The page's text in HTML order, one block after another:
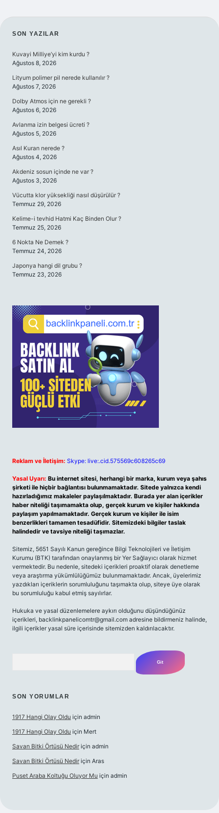
SIDEBAR
SON YAZILAR
Kuvayi Milliye’yi kim kurdu ?
Ağustos 8, 2026
Lityum polimer pil nerede kullanılır ?
Ağustos 7, 2026
Dolby Atmos için ne gerekli ?
Ağustos 6, 2026
Avlanma izin belgesi ücreti ?
Ağustos 5, 2026
Asıl Kuran nerede ?
Ağustos 4, 2026
Akdeniz sosun içinde ne var ?
Ağustos 3, 2026
Vücutta klor yüksekliği nasıl düşürülür ?
Temmuz 29, 2026
Kelime-i tevhid Hatmi Kaç Binden Olur ?
Temmuz 25, 2026
6 Nokta Ne Demek ?
Temmuz 24, 2026
Japonya hangi dil grubu ?
Temmuz 23, 2026
Reklam ve İletişim: Skype: live:.cid.575569c608265c69
Yasal Uyarı: Bu internet sitesi, herhangi bir marka, kurum veya şahıs
şirketi ile hiçbir bağlantısı bulunmamaktadır. Sitede yalnızca kendi
hazırladığımız makaleler paylaşılmaktadır. Burada yer alan içerikler
haber niteliği taşımamakta olup, gerçek kurum ve kişiler hakkında
paylaşım yapılmamaktadır. Gerçek kurum ve kişiler ile isim
benzerlikleri tamamen tesadüfidir. Sitemizdeki bilgiler taslak
halindedir ve tavsiye niteliği taşımazlar.
Sitemiz, 5651 Sayılı Kanun gereğince Bilgi Teknolojileri ve İletişim
Kurumu (BTK) tarafından onaylanmış bir Yer Sağlayıcı olarak hizmet
vermektedir. Bu nedenle, sitedeki içerikleri proaktif olarak denetleme
veya araştırma yükümlülüğümüz bulunmamaktadır. Ancak, üyelerimiz
yazdıkları içeriklerin sorumluluğunu taşımakta olup, siteye üye olarak
bu sorumluluğu kabul etmiş sayılırlar.
Hukuka ve yasal düzenlemelere aykırı olduğunu düşündüğünüz
içerikleri, backlinkpanelicomtr@gmail.com adresine bildirmeniz halinde,
ilgili içerikler yasal süre içerisinde sitemizden kaldırılacaktır.
SON YORUMLAR
1917 Hangi Olay Oldu için admin
1917 Hangi Olay Oldu için Mert
Savan Bitki Örtüsü Nedir için admin
Savan Bitki Örtüsü Nedir için Aras
Puset Araba Koltuğu Oluyor Mu için admin